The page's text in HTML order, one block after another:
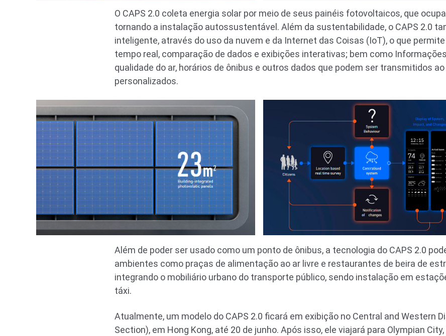
O CAPS 2.0 coleta energia solar por meio de seus painéis fotovoltaicos, que
tornando a instalação autossustentável. Além da sustentabilidade, o CAPS 2.0
inteligente, através do uso da nuvem e da Internet das Coisas (IoT), o que
tempo real, comparação de dados e exibições interativas; bem como
qualidade do ar, horários de ônibus e outros dados que podem ser transmitidos
personalizados.
Além de poder ser usado como um ponto de ônibus, a tecnologia do CAPS 2.0
ambientes como praças de alimentação ao ar livre e restaurantes de beira de
integrando o mobiliário urbano do transporte público, sendo instalação em
táxi.
Atualmente, um modelo do CAPS 2.0 ficará em exibição no Central and Western
Section), em Hong Kong, até 20 de junho. Após isso, ele viajará para Olympian